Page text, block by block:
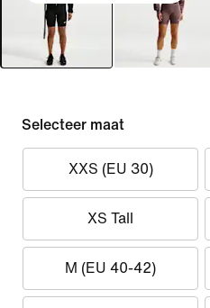
Selecteer maat
XXS (EU 30)
XS Tall
M (EU 40-42)